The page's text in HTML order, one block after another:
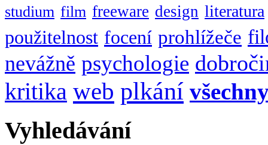
studium film freeware design literatura
použitelnost focení prohlížeče
nevážně psychologie
kritika web plkání
Vyhledávání